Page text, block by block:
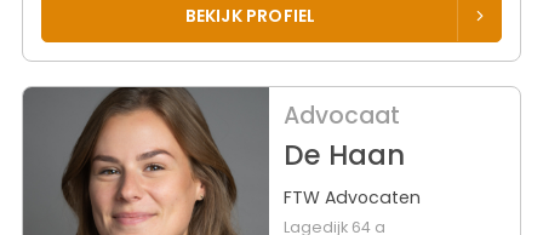
BEKIJK PROFIEL
Advocaat
De Haan
FTW Advocaten
Lagedijk 64 a